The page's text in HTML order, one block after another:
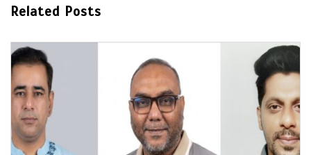
Related Posts